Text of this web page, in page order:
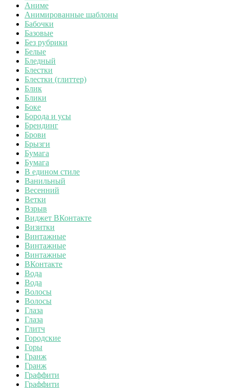
Аниме
Анимированные шаблоны
Бабочки
Базовые
Без рубрики
Белые
Бледный
Блестки
Блестки (глиттер)
Блик
Блики
Боке
Борода и усы
Брендинг
Брови
Брызги
Бумага
Бумага
В едином стиле
Ванильный
Весенний
Ветки
Взрыв
Виджет ВКонтакте
Визитки
Винтажные
Винтажные
Винтажные
ВКонтакте
Вода
Вода
Волосы
Волосы
Глаза
Глаза
Глитч
Городские
Горы
Гранж
Гранж
Граффити
Граффити